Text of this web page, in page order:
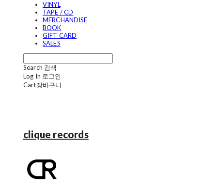
VINYL
TAPE / CD
MERCHANDISE
BOOK
GIFT CARD
SALES
Search 검색
Log In 로그인
Cart장바구니
clique records